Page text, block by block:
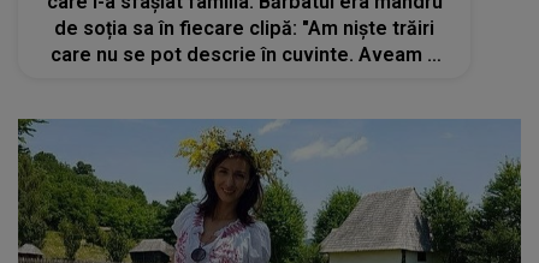
de soția sa în fiecare clipă: "Am niște trăiri
care nu se pot descrie în cuvinte. Aveam o